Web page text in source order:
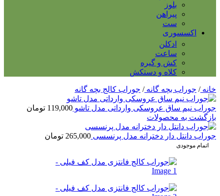
بلوز
پیراهن
ست
اکسسوری
ادکلن
ساعت
کش و گیره
کلاه و دستکش
خانه/ جوراب بچه گانه/ جوراب کالج بچه گانه
جوراب نیم ساق عروسکی وارداتی مدل تاشو 119,000 تومان
بازگشت به محصولات
جوراب دانتل دار دخترانه مدل پرنسسی 265,000 تومان
اتمام موجودی